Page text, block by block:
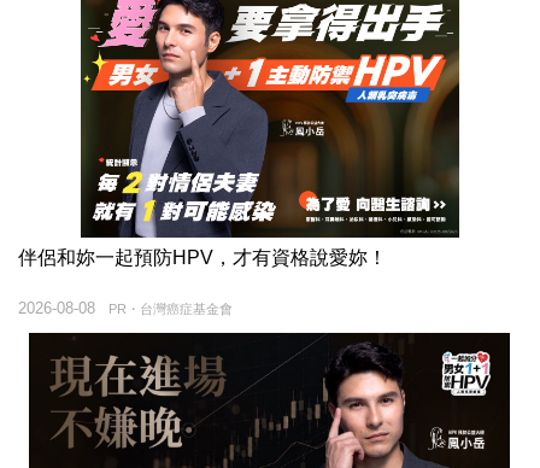
伴侶和妳一起預防HPV，才有資格說愛妳！
PR・台灣癌症基金會
2026-08-08